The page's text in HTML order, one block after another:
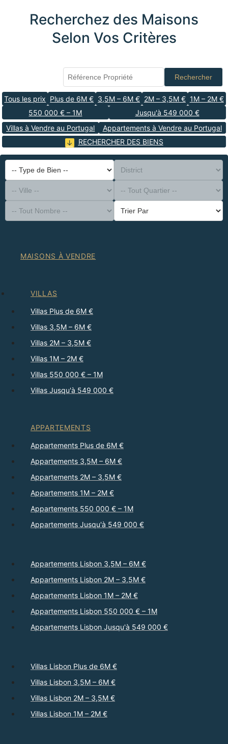
Recherchez des Maisons
Selon Vos Critères
Rechercher
Tous les prix Plus de 6M € 3,5M – 6M € 2M – 3,5M € 1M – 2M €
550 000 € – 1M
Jusqu'à 549 000 €
Villas à Vendre au Portugal
Appartements à Vendre au Portugal
RECHERCHER DES BIENS
-- Type de Bien --
District
-- Ville --
-- Tout Quartier --
-- Tout Nombre --
Trier Par
MAISONS À VENDRE
VILLAS
Villas Plus de 6M €
Villas 3,5M – 6M €
Villas 2M – 3,5M €
Villas 1M – 2M €
Villas 550 000 € – 1M
Villas Jusqu'à 549 000 €
APPARTEMENTS
Appartements Plus de 6M €
Appartements 3,5M – 6M €
Appartements 2M – 3,5M €
Appartements 1M – 2M €
Appartements 550 000 € – 1M
Appartements Jusqu'à 549 000 €
Appartements Lisbon 3,5M – 6M €
Appartements Lisbon 2M – 3,5M €
Appartements Lisbon 1M – 2M €
Appartements Lisbon 550 000 € – 1M
Appartements Lisbon Jusqu'à 549 000 €
Villas Lisbon Plus de 6M €
Villas Lisbon 3,5M – 6M €
Villas Lisbon 2M – 3,5M €
Villas Lisbon 1M – 2M €